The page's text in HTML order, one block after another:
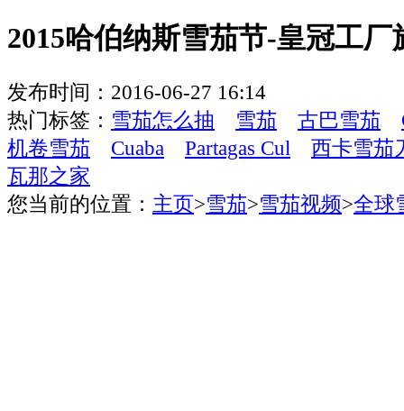
2015哈伯纳斯雪茄节-皇冠工厂
发布时间：2016-06-27 16:14
热门标签： 雪茄怎么抽 雪茄 古巴雪茄
机卷雪茄
Cuaba Partagas Cul
西卡雪茄
瓦那之家
您当前的位置： 主页>雪茄>雪茄视频>全球